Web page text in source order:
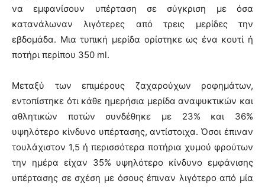
να εμφανίσουν υπέρταση σε σύγκριση με όσα
κατανάλωναν λιγότερες από τρεις μερίδες την
εβδομάδα. Μια τυπική μερίδα ορίστηκε ως ένα κουτί ή
ποτήρι περίπου 350 ml.
Μεταξύ των επιμέρους ζαχαρούχων ροφημάτων,
εντοπίστηκε ότι κάθε ημερήσια μερίδα αναψυκτικών και
αθλητικών ποτών συνδέθηκε με 23% και 36%
υψηλότερο κίνδυνο υπέρτασης, αντίστοιχα. Όσοι έπιναν
τουλάχιστον 1,5 ή περισσότερα ποτήρια χυμού φρούτων
την ημέρα είχαν 35% υψηλότερο κίνδυνο εμφάνισης
υπέρτασης σε σχέση με όσους έπιναν λιγότερο από μία